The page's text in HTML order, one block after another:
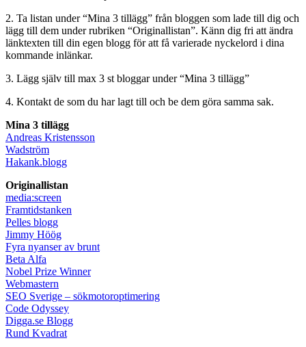
2. Ta listan under “Mina 3 tillägg” från bloggen som lade till dig och
lägg till dem under rubriken “Originallistan”. Känn dig fri att ändra
länktexten till din egen blogg för att få varierade nyckelord i dina
kommande inlänkar.
3. Lägg själv till max 3 st bloggar under “Mina 3 tillägg”
4. Kontakt de som du har lagt till och be dem göra samma sak.
Mina 3 tillägg
Andreas Kristensson
Wadström
Hakank.blogg
Originallistan
media:screen
Framtidstanken
Pelles blogg
Jimmy Höög
Fyra nyanser av brunt
Beta Alfa
Nobel Prize Winner
Webmastern
SEO Sverige – sökmotoroptimering
Code Odyssey
Digga.se Blogg
Rund Kvadrat